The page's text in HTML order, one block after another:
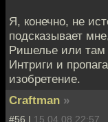
Я, конечно, не
подсказывает
Ришелье или там
Интриги и
изобретение.
Craftman »
#56 | 15.04.08 22:57